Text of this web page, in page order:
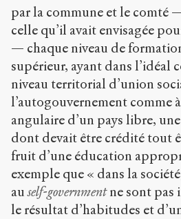
par la commune et le comté
celle qu’il avait envisagée
— chaque niveau de
supérieur, ayant dans l’idéal
niveau territorial d’union
l’autogouvernement comme
angulaire d’un pays libre,
dont devait être crédité tout
fruit d’une éducation
exemple que « dans la
auself-governmentne sont pas
le résultat d’habitudes et